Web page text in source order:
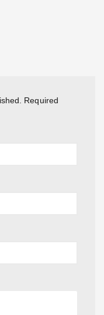
Required